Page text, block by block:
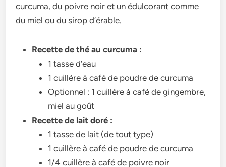
curcuma, du poivre noir et un édulcorant comme
du miel ou du sirop d’érable.
Recette de thé au curcuma :
1 tasse d’eau
1 cuillère à café de poudre de curcuma
Optionnel : 1 cuillère à café de gingembre,
miel au goût
Recette de lait doré :
1 tasse de lait (de tout type)
1 cuillère à café de poudre de curcuma
1/4 cuillère à café de poivre noir